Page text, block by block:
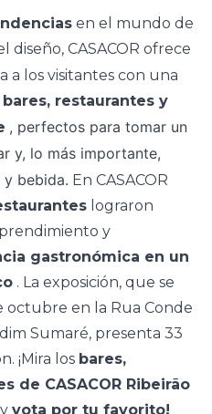
en el mundo de
diseño, CASACOR ofrece
a los visitantes con una
restaurantes y
, perfectos para tomar un
y, lo más importante,
bebida. En CASACOR
lograron
y
gastronómica en un
. La exposición, que se
octubre en la Rua Conde
Sumaré, presenta 33
¡Mira los bares,
de CASACOR Ribeirão
vota por tu favorito!